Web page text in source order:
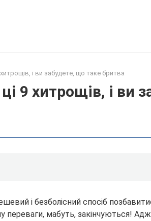
і ви забудете, що таке бритва
9 хитрощів, і ви
і безболісний спосіб
переваги, мабуть, закінчуються!